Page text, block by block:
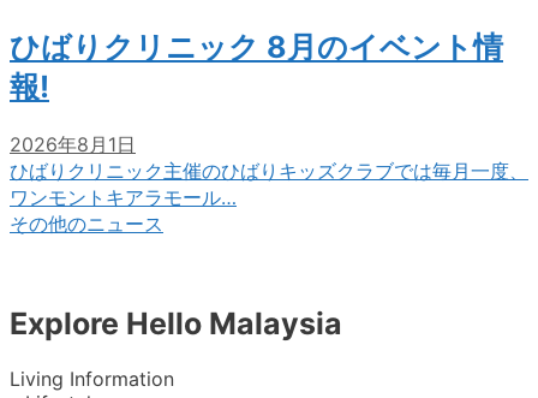
ひばりクリニック 8月のイベント情
報!
2026年8月1日
ひばりクリニック主催のひばりキッズクラブでは毎月一度、
ワンモントキアラモール…
その他のニュース
Explore Hello Malaysia
Living Information